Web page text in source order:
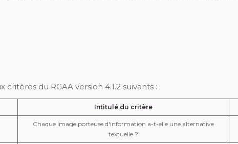
du RGAA version 4.1.2 suivants :
Intitulé du critère
Chaque image porteuse d'information a-t-elle une alternative
textuelle ?